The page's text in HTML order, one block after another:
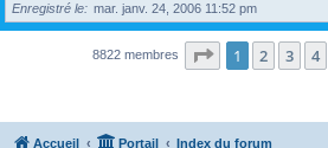
Enregistré le
mar. janv. 24, 2006 11:52 pm
8822 membres Page 1sur177
1 2 3 4
Accueil Portail Index du forum